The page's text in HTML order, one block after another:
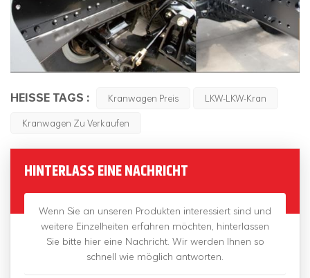
HEISSE TAGS : Kranwagen Preis
LKW-LKW-Kran
Kranwagen Zu Verkaufen
HINTERLASS EINE NACHRICHT
Wenn Sie an unseren Produkten interessiert sind und
weitere Einzelheiten erfahren möchten, hinterlassen
Sie bitte hier eine Nachricht. Wir werden Ihnen so
schnell wie möglich antworten.